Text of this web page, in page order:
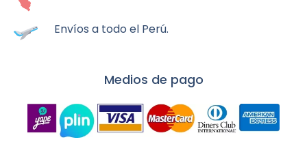
Envíos a todo el Perú.
Medios de pago